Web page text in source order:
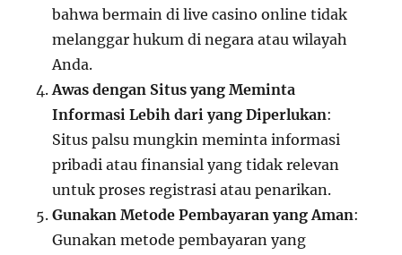
bahwa bermain di live casino online tidak
melanggar hukum di negara atau wilayah
Anda.
Awas dengan Situs yang Meminta
Informasi Lebih dari yang Diperlukan:
Situs palsu mungkin meminta informasi
pribadi atau finansial yang tidak relevan
untuk proses registrasi atau penarikan.
Gunakan Metode Pembayaran yang Aman:
Gunakan metode pembayaran yang